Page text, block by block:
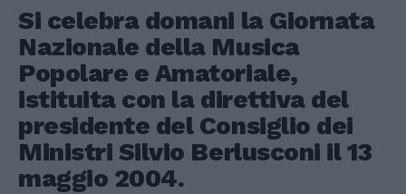
Si celebra domani la Giornata
Nazionale della Musica
Popolare e Amatoriale,
istituita con la direttiva del
presidente del Consiglio dei
Ministri Silvio Berlusconi il 13
maggio 2004.